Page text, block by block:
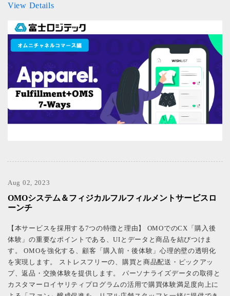
View Details
Aug 02, 2023
OMOシステム＆フィジカルフルフィルメントサービスロ
ーンチ
【本サービスを採用する7つの特徴と理由】 OMOでのCX「購入後
体験」の重要なポイントである、UIとデータと商品を結びつけま
す。 OMOを強化する、顧客「購入前・後体験」心理的壁の透明化
を実現します。 ストレスフリーの、購買と商品配送・ピックアッ
プ、返品・交換体験を提供します。 パーソナライズデータの取得と
カスタマーロイヤリティプログラムの活用で購買体験満足度向上に